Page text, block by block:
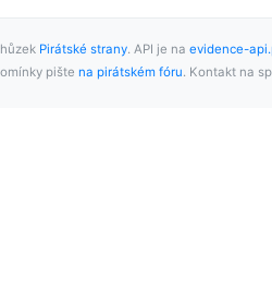
Pirátské strany. API je na evidence-
pište na pirátském fóru. Kontakt na